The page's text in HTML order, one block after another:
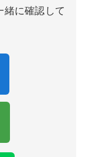
緒に確認して